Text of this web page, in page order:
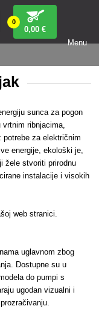
0
0,00 €
Menu
sunca za pogon
ribnjacima,
za električnim
energije, ekološki je,
žele stvoriti prirodnu
instalacije i visokih
web stranici.
uglavnom zbog
Dostupne su u
do pumpi s
ugodan vizualni i